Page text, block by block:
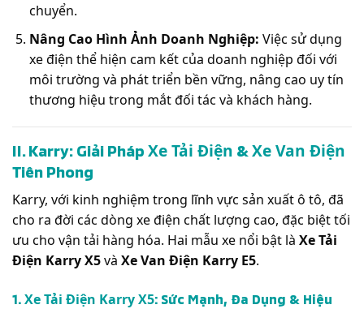
chuyển.
Nâng Cao Hình Ảnh Doanh Nghiệp: Việc sử dụng
xe điện thể hiện cam kết của doanh nghiệp đối với
môi trường và phát triển bền vững, nâng cao uy tín
thương hiệu trong mắt đối tác và khách hàng.
II. Karry: Giải PhápXe Tải Điện &Xe Van Điện
Tiên Phong
Karry, với kinh nghiệm trong lĩnh vực sản xuất ô tô, đã
cho ra đời các dòng xe điện chất lượng cao, đặc biệt tối
ưu cho vận tải hàng hóa. Hai mẫu xe nổi bật là Xe Tải
Điện Karry X5và Xe Van Điện Karry E5.
1.Xe Tải Điện Karry X5: Sức Mạnh, Đa Dụng & Hiệu